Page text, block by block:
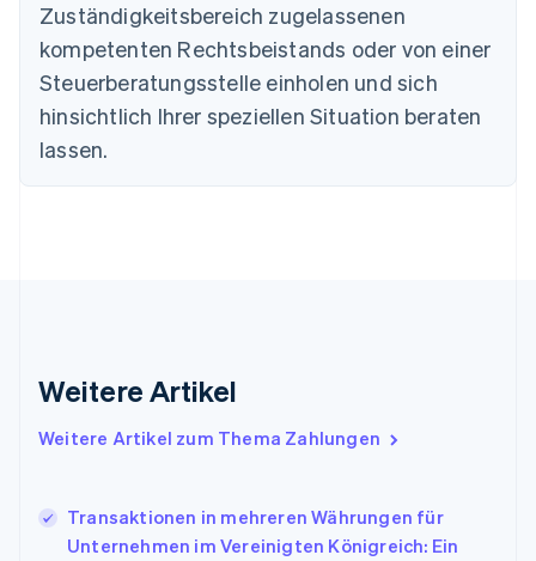
Zuständigkeitsbereich zugelassenen
kompetenten Rechtsbeistands oder von einer
Steuerberatungsstelle einholen und sich
hinsichtlich Ihrer speziellen Situation beraten
lassen.
Weitere Artikel
Weitere Artikel zum Thema Zahlungen
Transaktionen in mehreren Währungen für
Unternehmen im Vereinigten Königreich: Ein
Deutschland
DeutschEnglish
Estland
English
Festlandchina
简体中文
EnglishSvenska
English
English
Japan
日本語 English